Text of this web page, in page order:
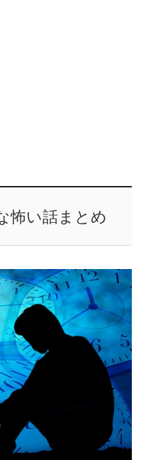
怖い話まとめ